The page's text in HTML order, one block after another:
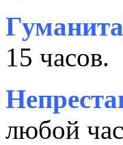
15 часов.
любой